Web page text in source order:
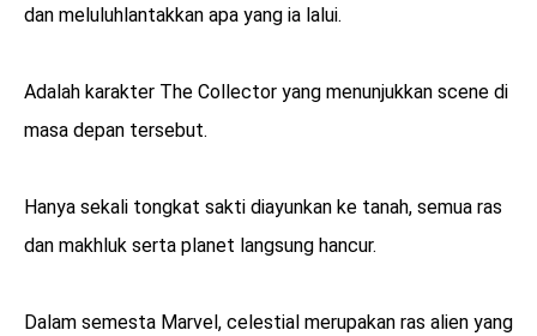
dan meluluhlantakkan apa yang ia lalui.
Adalah karakter The Collector yang menunjukkan scene di
masa depan tersebut.
Hanya sekali tongkat sakti diayunkan ke tanah, semua ras
dan makhluk serta planet langsung hancur.
Dalam semesta Marvel, celestial merupakan ras alien yang